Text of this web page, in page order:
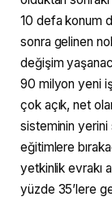
10 defa konum
sonra gelinen
değişim
90 milyon yeni
çok açık, net
sisteminin yerini
eğitimlere
yetkinlik evrakı
yüzde 35’lere